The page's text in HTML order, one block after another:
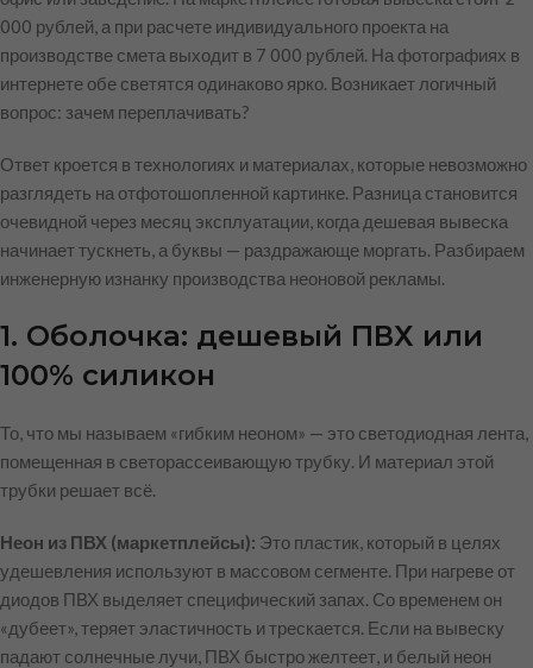
000 рублей, а при расчете индивидуального проекта на
производстве смета выходит в 7 000 рублей. На фотографиях в
интернете обе светятся одинаково ярко. Возникает логичный
вопрос: зачем переплачивать?
Ответ кроется в технологиях и материалах, которые невозможно
разглядеть на отфотошопленной картинке. Разница становится
очевидной через месяц эксплуатации, когда дешевая вывеска
начинает тускнеть, а буквы — раздражающе моргать. Разбираем
инженерную изнанку производства неоновой рекламы.
1. Оболочка: дешевый ПВХ или
100% силикон
То, что мы называем «гибким неоном» — это светодиодная лента,
помещенная в светорассеивающую трубку. И материал этой
трубки решает всё.
Неон из ПВХ (маркетплейсы): Это пластик, который в целях
удешевления используют в массовом сегменте. При нагреве от
диодов ПВХ выделяет специфический запах. Со временем он
«дубеет», теряет эластичность и трескается. Если на вывеску
падают солнечные лучи, ПВХ быстро желтеет, и белый неон